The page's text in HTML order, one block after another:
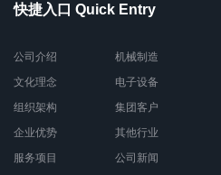
快捷入口 Quick Entry
公司介绍
文化理念
组织架构
企业优势
服务项目
机械制造
电子设备
集团客户
其他行业
公司新闻